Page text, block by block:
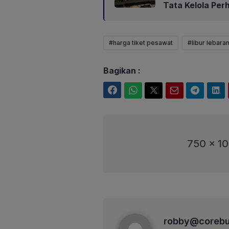
Tata Kelola
#harga tiket pesawat #libur lebaran
Bagikan :
750 x